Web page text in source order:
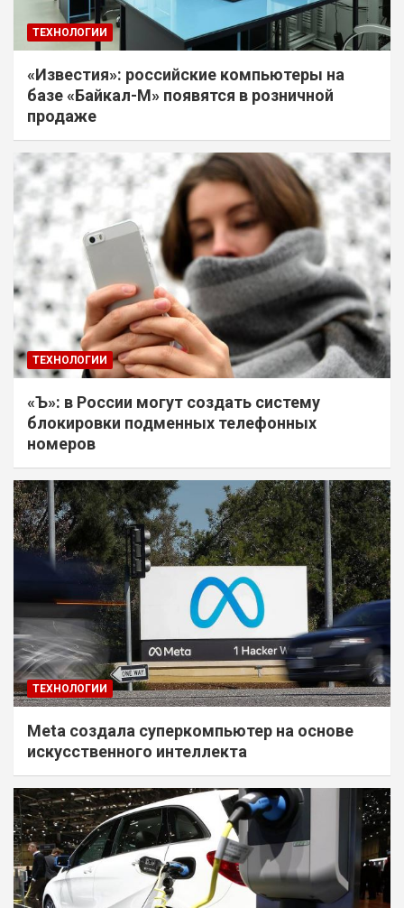
ТЕХНОЛОГИИ
«Известия»: российские компьютеры на
базе «Байкал-М» появятся в розничной
продаже
ТЕХНОЛОГИИ
«Ъ»: в России могут создать систему
блокировки подменных телефонных
номеров
ТЕХНОЛОГИИ
Meta создала суперкомпьютер на основе
искусственного интеллекта